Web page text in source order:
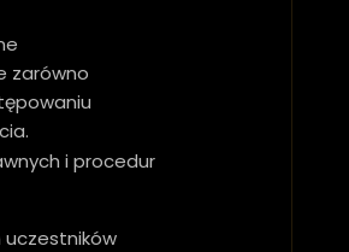
zarówno
i procedur
uczestników